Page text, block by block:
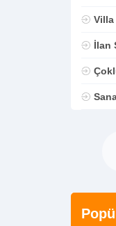
Villa
İlan